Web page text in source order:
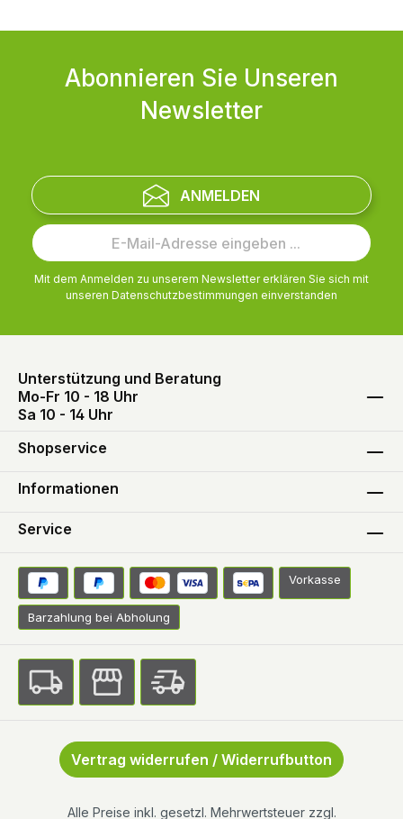
Abonnieren Sie Unseren
Newsletter
ANMELDEN
Mit dem Anmelden zu unserem Newsletter erklären Sie sich mit
unseren Datenschutzbestimmungen einverstanden
Unterstützung und Beratung
Mo-Fr 10 - 18 Uhr
Sa 10 - 14 Uhr
Shopservice
Informationen
Service
Vorkasse
Barzahlung bei Abholung
Vertrag widerrufen / Widerrufbutton
Alle Preise inkl. gesetzl. Mehrwertsteuer zzgl.